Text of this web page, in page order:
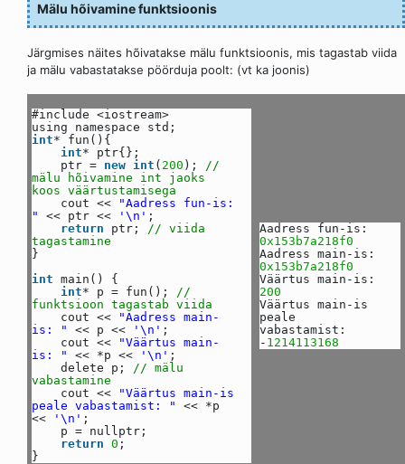
Mälu hõivamine funktsioonis
Järgmises näites hõivatakse mälu funktsioonis, mis tagastab viida
ja mälu vabastatakse pöörduja poolt: (vt ka joonis)
#include <iostream>
using namespace std;
int* fun(){
int* ptr{};
ptr = new int ( 200 );
//
mälu hõivamine int jaoks
koos väärtustamisega
cout <<
"Aadress fun-is:
"
<< ptr << '\n' ;
return
ptr;
// viida
tagastamine
}
int main() {
int* p = fun();
//
funktsioon tagastab viida
cout <<
"Aadress main-
is: "
<< p << '\n' ;
cout <<
"Väärtus main-
is: "
<< *p << '\n' ;
delete p;
// mälu
vabastamine
cout <<
"Väärtus main-is
peale vabastamist: "
<< *p
<<
'\n' ;
p = nullptr;
return 0 ;
}
Aadress fun-is:
0x153b7a218f0
Aadress main-is:
0x153b7a218f0
Väärtus main-is:
200
Väärtus main-is
peale
vabastamist:
- 1214113168